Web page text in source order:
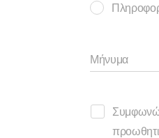
Μήνυμα
Συμφωνώ